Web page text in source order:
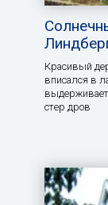
Красивый
вписался в
стер дров